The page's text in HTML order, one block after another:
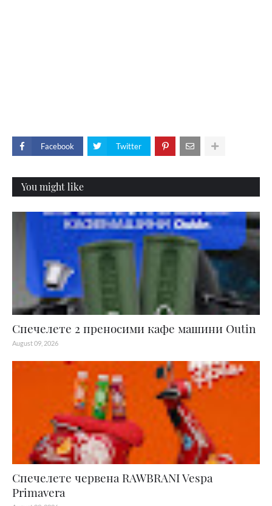
Facebook Twitter
You might like
Спечелете 2 преносими кафе машини Outin
August 09, 2026
Спечелете червена RAWBRANI Vespa
Primavera